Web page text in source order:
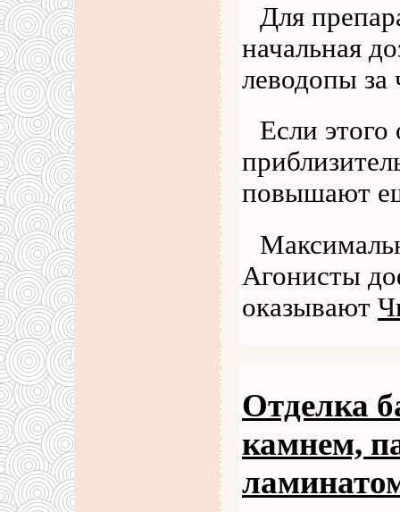
Для
начальная
леводопы за
Если этого
повышают
Агонисты
оказывают
Отделка
камнем,